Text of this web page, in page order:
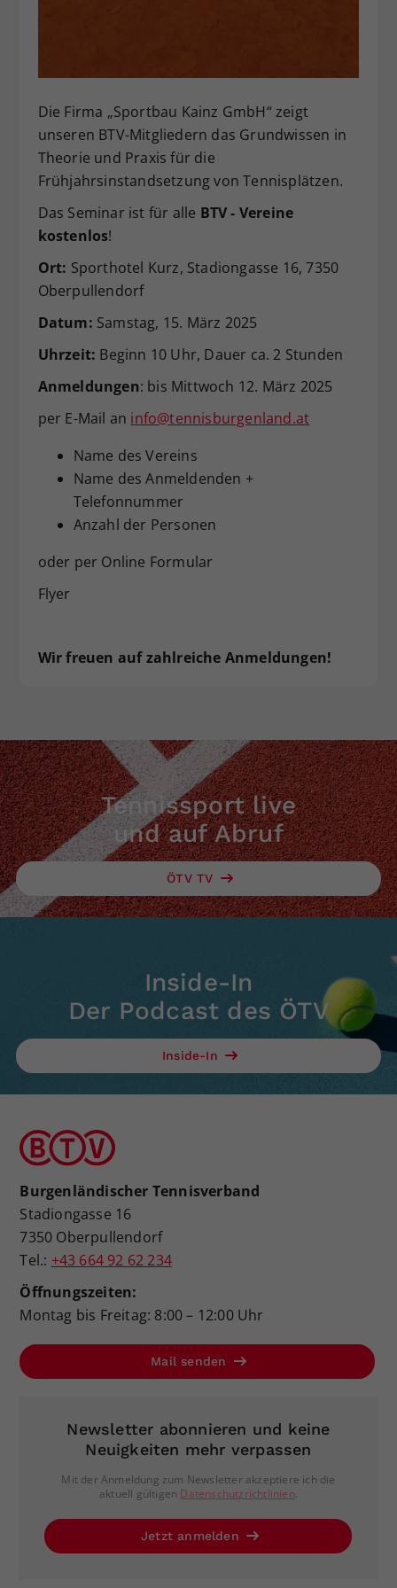
Die Firma „Sportbau Kainz GmbH“ zeigt
unseren BTV-Mitgliedern das Grundwissen in
Theorie und Praxis für die
Frühjahrsinstandsetzung von Tennisplätzen.
Das Seminar ist für alle BTV - Vereine
kostenlos!
Ort: Sporthotel Kurz, Stadiongasse 16, 7350
Oberpullendorf
Datum: Samstag, 15. März 2025
Uhrzeit: Beginn 10 Uhr, Dauer ca. 2 Stunden
Anmeldungen: bis Mittwoch 12. März 2025
per E-Mail an info@tennisburgenland.at
Name des Vereins
Name des Anmeldenden +
Telefonnummer
Anzahl der Personen
oder per Online Formular
Flyer
Wir freuen auf zahlreiche Anmeldungen!
Tennissport live
und auf Abruf
ÖTV TV
Inside-In
Der Podcast des ÖTV
Inside-In
Burgenländischer Tennisverband
Stadiongasse 16
7350 Oberpullendorf
Tel.: +43 664 92 62 234
Öffnungszeiten:
Montag bis Freitag: 8:00 – 12:00 Uhr
Mail senden
Newsletter abonnieren und keine
Neuigkeiten mehr verpassen
Mit der Anmeldung zum Newsletter akzeptiere ich die
aktuell gültigen Datenschutzrichtlinien.
Jetzt anmelden
Zweck
historische Speicherung Ihrer
Webseiten-Betreiber dies eingestellt
hat.